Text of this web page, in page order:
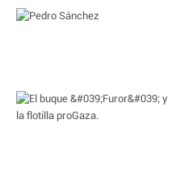
HEMEROTECA
CLUB PD
ENLACES